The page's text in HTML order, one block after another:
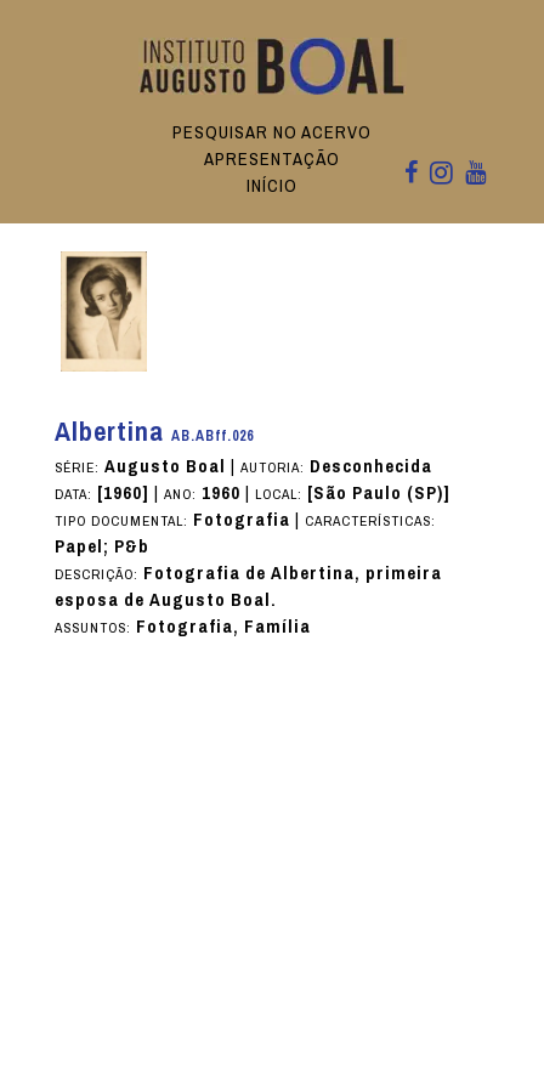
PESQUISAR NO ACERVO
APRESENTAÇÃO
INÍCIO
Albertina AB.ABff.026
SÉRIE: Augusto Boal | AUTORIA: Desconhecida
DATA: [1960] | ANO: 1960| LOCAL: [São Paulo (SP)]
TIPO DOCUMENTAL: Fotografia| CARACTERÍSTICAS:
Papel; P&b
DESCRIÇÃO: Fotografia de Albertina, primeira
esposa de Augusto Boal.
ASSUNTOS: Fotografia, Família